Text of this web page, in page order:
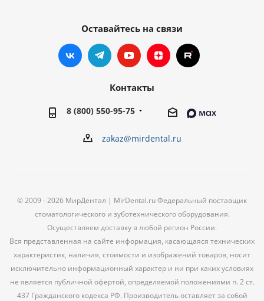
Оставайтесь на связи
Контакты
8 (800) 550-95-75
zakaz@mirdental.ru
© 2009 - 2026 МирДентал | MirDental.ru Федеральный поставщик
стоматологического и зуботехнического оборудования.
Осуществляем доставку в любой регион России.
Вся представленная на сайте информация, касающаяся технических
характеристик, наличия, стоимости и изображений товаров, носит
исключительно информационный характер и ни при каких условиях
не является публичной офертой, определяемой положениями п. 2 ст.
437 Гражданского кодекса РФ. Производитель оставляет за собой